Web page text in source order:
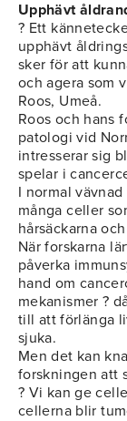
Upphävt
? Ett
upphävt
sker för att
och agera som
Roos, Umeå.
Roos och hans
patologi vid
intresserar sig
spelar i
I normal
många celler
hårsäckarna
När forskarna
påverka
hand om
mekanismer ?
till att förlänga
sjuka.
Men det kan
forskningen att
? Vi kan ge
cellerna blir